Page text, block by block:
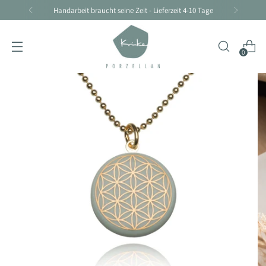
Handarbeit braucht seine Zeit - Lieferzeit 4-10 Tage
0